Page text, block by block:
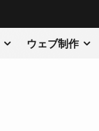
ウェブ制作